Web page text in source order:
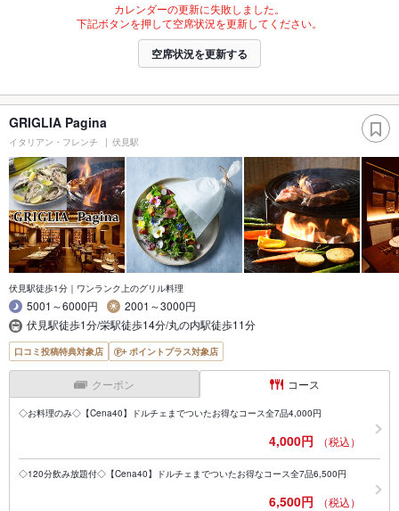
カレンダーの更新に失敗しました。
下記ボタンを押して空席状況を更新してください。
空席状況を更新する
GRIGLIA Pagina
イタリアン・フレンチ 伏見駅
伏見駅徒歩1分｜ワンランク上のグリル料理
5001～6000円
2001～3000円
伏見駅徒歩1分/栄駅徒歩14分/丸の内駅徒歩11分
口コミ投稿特典対象店 ポイントプラス対象店
クーポン コース
◇お料理のみ◇【Cena40】ドルチェまでついたお得なコース全7品4,000円
4,000円 （税込）
◇120分飲み放題付◇【Cena40】ドルチェまでついたお得なコース全7品6,500円
6,500円 （税込）